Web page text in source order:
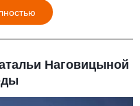
Наговицыной